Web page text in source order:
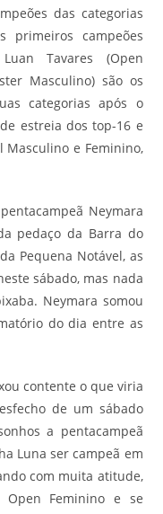
das categorias
primeiros campeões
Tavares (Open
Masculino) são os
categorias após o
estreia dos top-16 e
Masculino e Feminino,
Neymara
pedaço da Barra do
Pequena Notável, as
sábado, mas nada
Neymara somou
do dia entre as
contente o que viria
de um sábado
a pentacampeã
Luna ser campeã em
com muita atitude,
Feminino e se